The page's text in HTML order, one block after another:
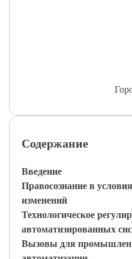
Содержание
Введение
Правосознание в
изменений
Технологическое
автоматизированных
Вызовы для